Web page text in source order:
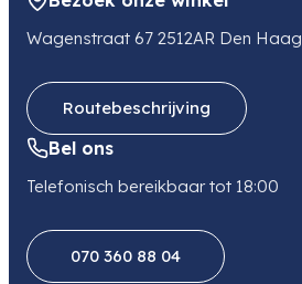
jpvkaam@henzo.nl
Wagenstraat 67 2512AR Den Haag
Routebeschrijving
Bel ons
Telefonisch bereikbaar tot 18:00
070 360 88 04